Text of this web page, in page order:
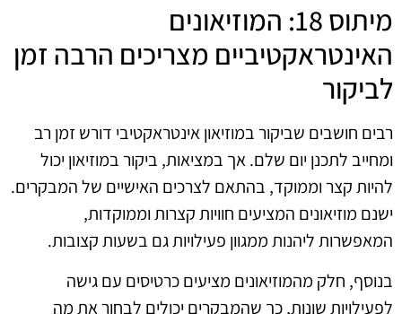
מיתוס 18: המוזיאונים
האינטראקטיביים מצריכים הרבה זמן
לביקור
רבים חושבים שביקור במוזיאון אינטראקטיבי דורש זמן רב
ומחייב לתכנן יום שלם. אך במציאות, ביקור במוזיאון יכול
להיות קצר וממוקד, בהתאם לצרכים האישיים של המבקרים.
ישנם מוזיאונים המציעים חוויות קצרות וממוקדות,
המאפשרות ליהנות ממגוון פעילויות גם בשעות קצובות.
בנוסף, חלק מהמוזיאונים מציעים כרטיסים עם גישה
לפעילויות שונות, כך שהמבקרים יכולים לבחור את מה